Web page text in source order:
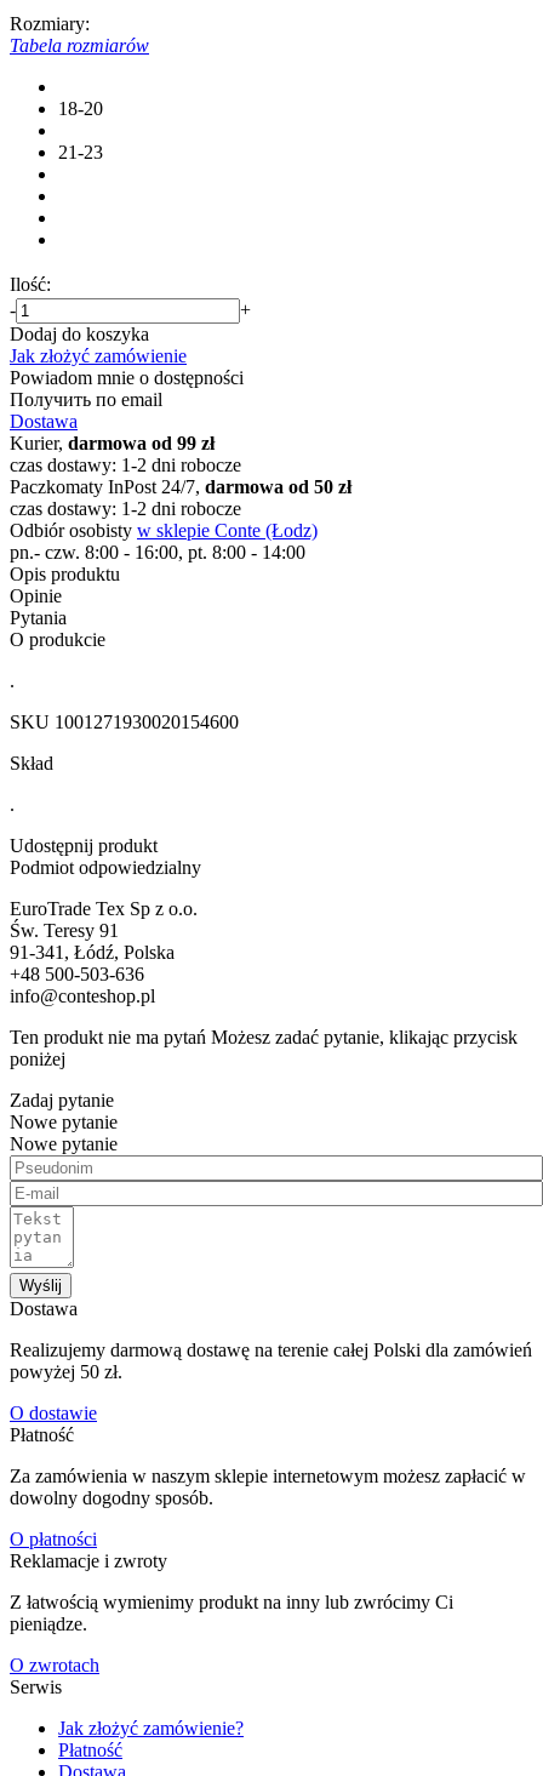
Rozmiary:
Tabela rozmiarów
18-20
21-23
Ilość:
-
+
Dodaj do koszyka
Jak złożyć zamówienie
Powiadom mnie o dostępności
Получить по email
Dostawa
Kurier, darmowa od 99 zł
czas dostawy: 1-2 dni robocze
Paczkomaty InPost 24/7, darmowa od 50 zł
czas dostawy: 1-2 dni robocze
Odbiór osobisty w sklepie Conte (Łodz)
pn.- czw. 8:00 - 16:00, pt. 8:00 - 14:00
Opis produktu
Opinie
Pytania
O produkcie
.
SKU 1001271930020154600
Skład
.
Udostępnij produkt
Podmiot odpowiedzialny
EuroTrade Tex Sp z o.o.
Św. Teresy 91
91-341, Łódź, Polska
+48 500-503-636
info@conteshop.pl
Ten produkt nie ma pytań Możesz zadać pytanie, klikając przycisk
poniżej
Zadaj pytanie
Nowe pytanie
Nowe pytanie
Wyślij
Dostawa
Realizujemy darmową dostawę na terenie całej Polski dla zamówień
powyżej 50 zł.
O dostawie
Płatność
Za zamówienia w naszym sklepie internetowym możesz zapłacić w
dowolny dogodny sposób.
O płatności
Reklamacje i zwroty
Z łatwością wymienimy produkt na inny lub zwrócimy Ci
pieniądze.
O zwrotach
Serwis
Jak złożyć zamówienie?
Płatność
Dostawa